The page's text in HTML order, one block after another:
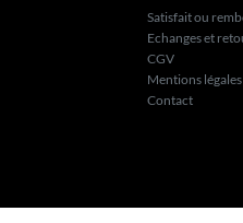
Satisfait ou
Echanges et
CGV
Mentions légales
Contact